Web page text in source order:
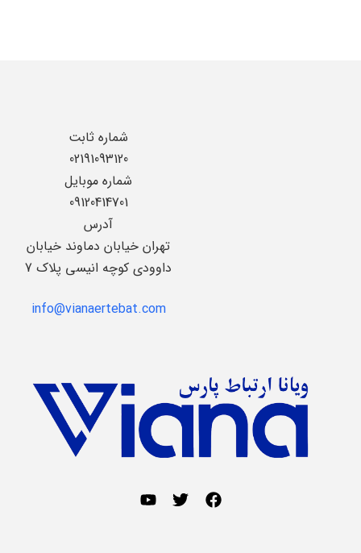
شماره ثابت
02191093120
شماره موبایل
09120414701
آدرس
تهران خیابان دماوند خیابان
داوودی کوچه انیسی پلاک 7
info@vianaertebat.com